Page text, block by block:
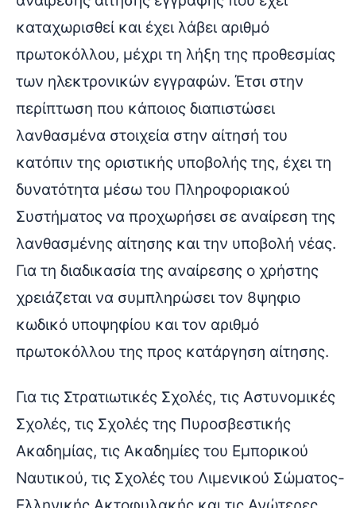
καταχωρισθεί και έχει λάβει αριθμό
πρωτοκόλλου, μέχρι τη λήξη της προθεσμίας
των ηλεκτρονικών εγγραφών. Έτσι στην
περίπτωση που κάποιος διαπιστώσει
λανθασμένα στοιχεία στην αίτησή του
κατόπιν της οριστικής υποβολής της, έχει τη
δυνατότητα μέσω του Πληροφοριακού
Συστήματος να προχωρήσει σε αναίρεση της
λανθασμένης αίτησης και την υποβολή νέας.
Για τη διαδικασία της αναίρεσης ο χρήστης
χρειάζεται να συμπληρώσει τον 8ψηφιο
κωδικό υποψηφίου και τον αριθμό
πρωτοκόλλου της προς κατάργηση αίτησης.
Για τις Στρατιωτικές Σχολές, τις Αστυνομικές
Σχολές, τις Σχολές της Πυροσβεστικής
Ακαδημίας, τις Ακαδημίες του Εμπορικού
Ναυτικού, τις Σχολές του Λιμενικού Σώματος-